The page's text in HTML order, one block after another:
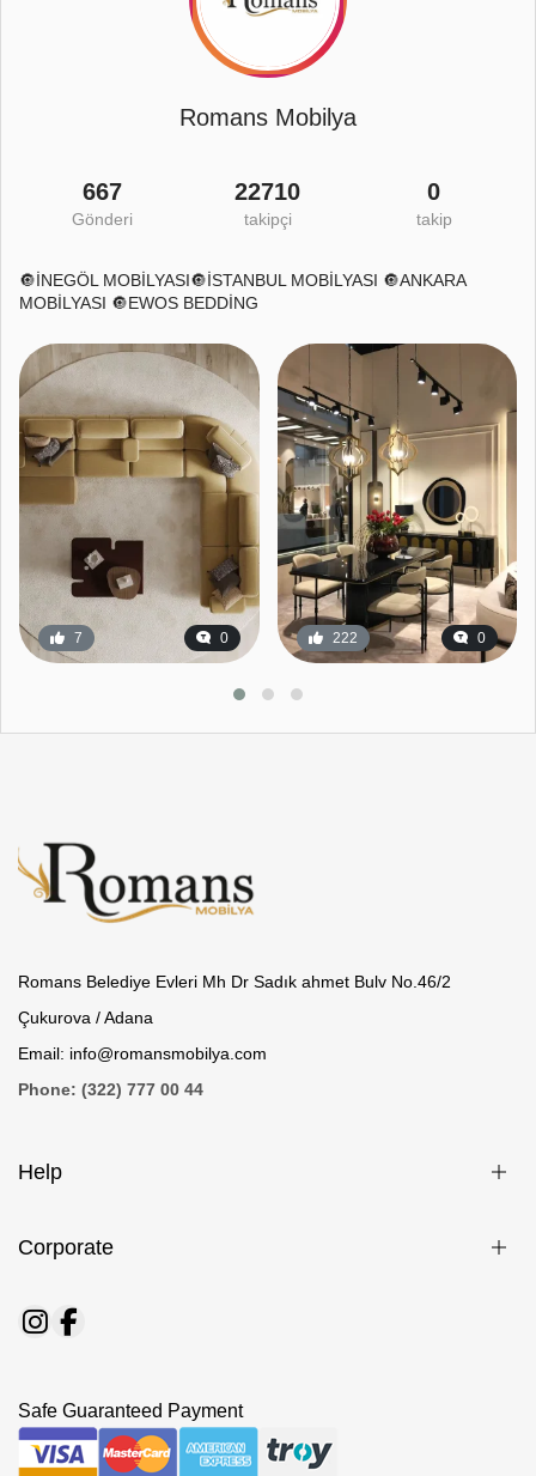
Romans Mobilya
667
Gönderi
22710
takipçi
0
takip
🔘İNEGÖL MOBİLYASI🔘İSTANBUL MOBİLYASI 🔘ANKARA
MOBİLYASI 🔘EWOS BEDDİNG
7 0 222 0
Romans Belediye Evleri Mh Dr Sadık ahmet Bulv No.46/2
Çukurova / Adana
Email: info@romansmobilya.com
Phone: (322) 777 00 44
Help
Corporate
Safe Guaranteed Payment